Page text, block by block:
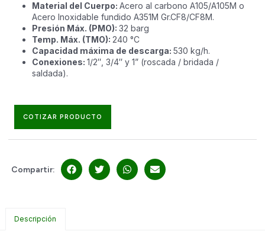
Material del Cuerpo: Acero al carbono A105/A105M o
Acero Inoxidable fundido A351M Gr.CF8/CF8M.
Presión Máx. (PMO): 32 barg
Temp. Máx. (TMO): 240 °C
Capacidad máxima de descarga: 530 kg/h.
Conexiones: 1/2″, 3/4″ y 1” (roscada / bridada /
saldada).
COTIZAR PRODUCTO
Compartir:
Descripción